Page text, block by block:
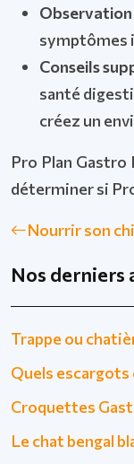
Observation
symptômes
Conseils
santé
créez un
Pro Plan
déterminer si
Nourrir son
Nos derniers
Trappe ou
Quels escargots
Croquettes
Le chat bengal